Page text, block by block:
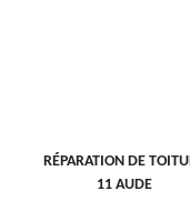
RÉPARATION DE
11 AUDE